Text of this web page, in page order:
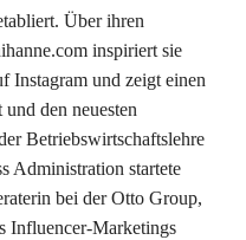
Über ihren
inspiriert sie
und zeigt einen
den neuesten
Betriebswirtschaftslehre
Administration startete
bei der Otto Group,
Influencer-Marketings